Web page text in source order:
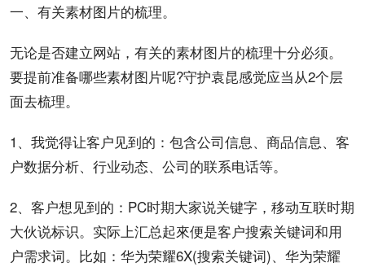
一、有关素材图片的梳理。
无论是否建立网站，有关的素材图片的梳理十分必须。
要提前准备哪些素材图片呢?守护袁昆感觉应当从2个层
面去梳理。
1、我觉得让客户见到的：包含公司信息、商品信息、客
户数据分析、 行业动态、公司的联系电话等。
2、客户想见到的：PC时期大家说关键字，移动互联时期
大伙说标识。实际上汇总起來便是客户搜索关键词和用
户需求词。比如： 华为荣耀6X(搜索关键词)、华为荣耀